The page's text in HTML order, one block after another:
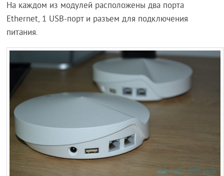
На каждом из модулей расположены два порта
Ethernet, 1 USB-порт и разъем для подключения
питания.